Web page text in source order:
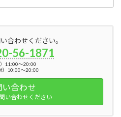
合わせください。
56-1871
）11:00～20:00
）10:00～20:00
い合わせ
い合わせください